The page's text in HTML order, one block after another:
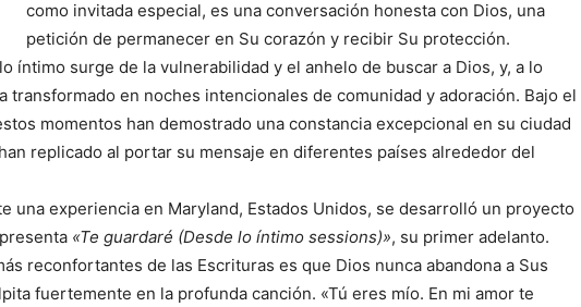
como invitada especial, es una conversación honesta con Dios, una
petición de permanecer en Su corazón y recibir Su protección.
íntimo surge de la vulnerabilidad y el anhelo de buscar a Dios, y, a lo
transformado en noches intencionales de comunidad y adoración. Bajo el
momentos han demostrado una constancia excepcional en su ciudad
replicado al portar su mensaje en diferentes países alrededor del
una experiencia en Maryland, Estados Unidos, se desarrolló un proyecto
«Te guardaré (Desde lo íntimo sessions)», su primer adelanto.
reconfortantes de las Escrituras es que Dios nunca abandona a Sus
fuertemente en la profunda canción. «Tú eres mío. En mi amor te